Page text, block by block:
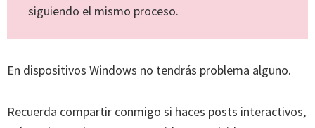
siguiendo el mismo proceso.
En dispositivos Windows no tendrás problema alguno.
Recuerda compartir conmigo si haces posts interactivos,